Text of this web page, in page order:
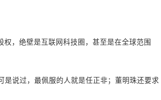
，绝壁是互联网科技圈，甚至是在全球范围
说过，最佩服的人就是任正非；董明珠还要求